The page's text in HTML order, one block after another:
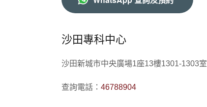
沙田專科中心
沙田新城市中央廣場1座13樓1301-1303室
查詢電話： 46788904